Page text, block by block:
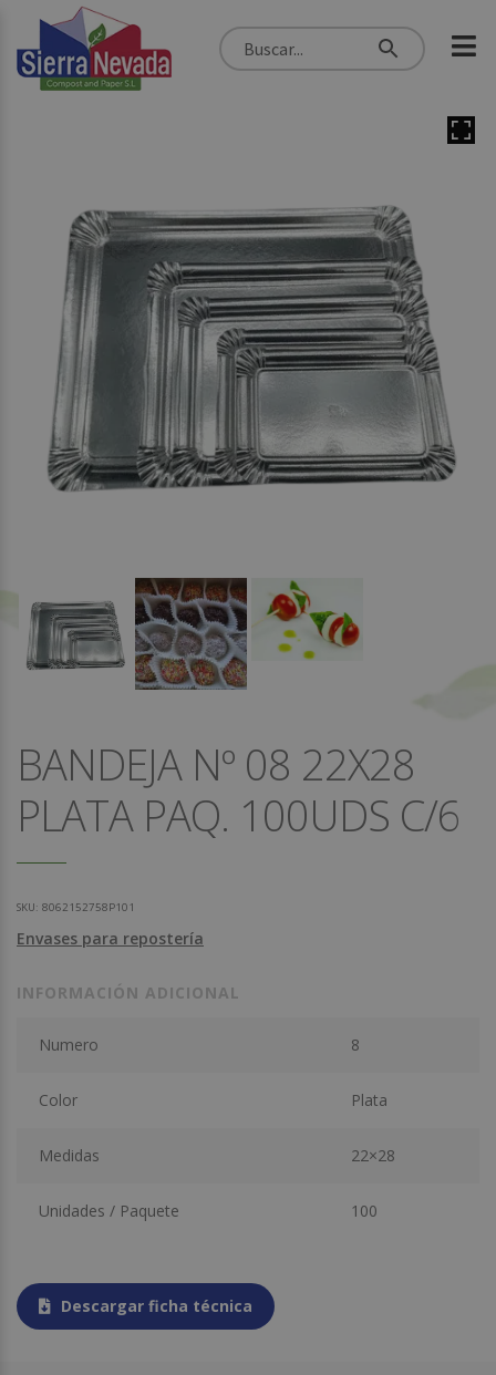
BANDEJA Nº 08 22X28
PLATA PAQ. 100UDS C/6
SKU: 8062152758P101
Envases para repostería
INFORMACIÓN ADICIONAL
Numero 8
Color Plata
Medidas 22×28
Unidades / Paquete 100
Descargar ficha técnica